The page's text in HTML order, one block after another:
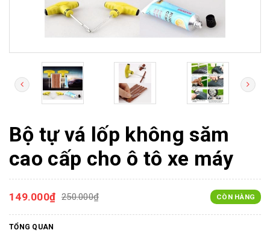
Bộ tự vá lốp không săm
cao cấp cho ô tô xe máy
149.000₫ 250.000₫ CÒN HÀNG
TỔNG QUAN